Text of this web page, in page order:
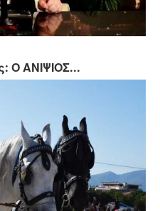
Ο ΑΝΙΨΙΟΣ...